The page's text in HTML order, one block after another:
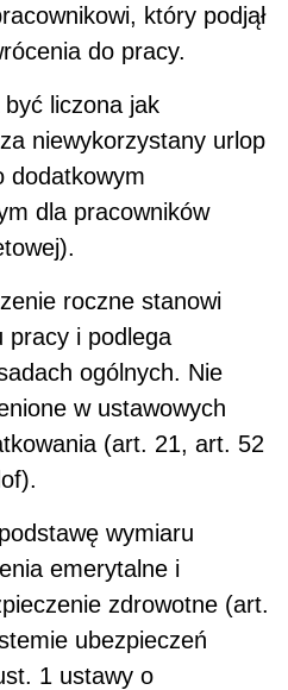
który podjął
do pracy.
być liczona jak
niewykorzystany urlop
dodatkowym
dla pracowników
roczne stanowi
pracy i podlega
ogólnych. Nie
w ustawowych
(art. 21, art. 52
wymiaru
emerytalne i
zdrowotne (art.
ubezpieczeń
1 ustawy o